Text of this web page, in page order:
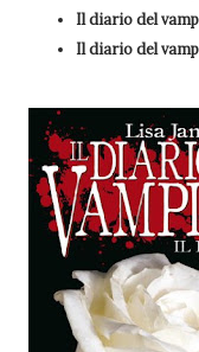
Il diario del
Il diario del